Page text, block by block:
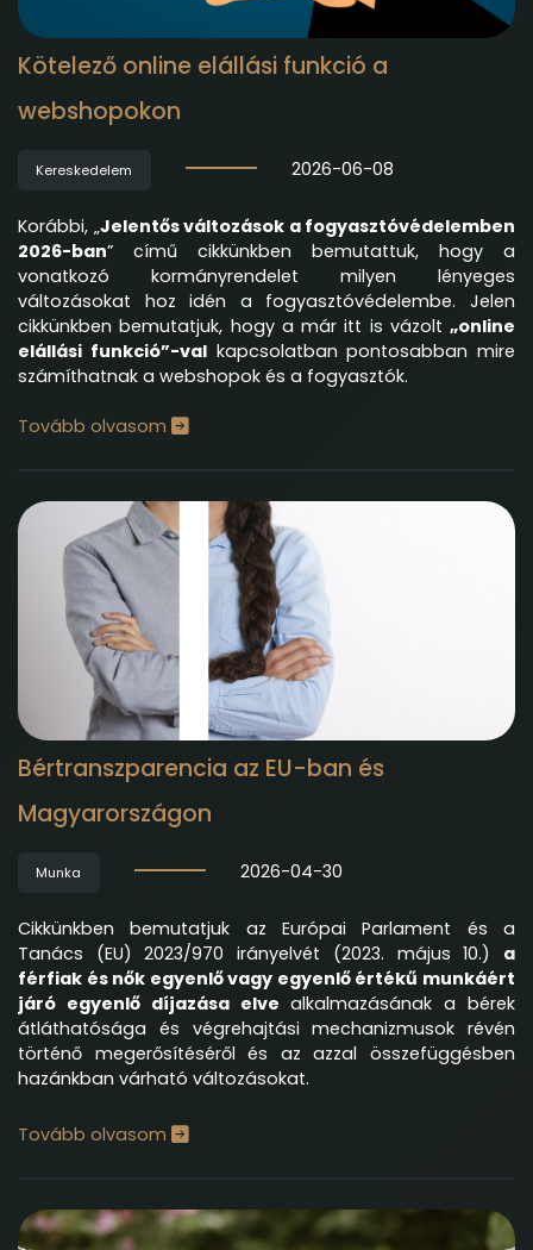
Kötelező online elállási funkció a
webshopokon
Kereskedelem 2026-06-08
Korábbi, „Jelentős változások a fogyasztóvédelemben
2026-ban” című cikkünkben bemutattuk, hogy a
vonatkozó kormányrendelet milyen lényeges
változásokat hoz idén a fogyasztóvédelembe. Jelen
cikkünkben bemutatjuk, hogy a már itt is vázolt „online
elállási funkció”-valkapcsolatban pontosabban mire
számíthatnak a webshopok és a fogyasztók.
Tovább olvasom
Bértranszparencia az EU-ban és
Magyarországon
Munka 2026-04-30
Cikkünkben bemutatjuk az Európai Parlament és a
Tanács (EU) 2023/970 irányelvét (2023. május 10.) a
férfiak és nők egyenlő vagy egyenlő értékű munkáért
járó egyenlő díjazása elve alkalmazásának a bérek
átláthatósága és végrehajtási mechanizmusok révén
történő megerősítéséről és az azzal összefüggésben
hazánkban várható változásokat.
Tovább olvasom